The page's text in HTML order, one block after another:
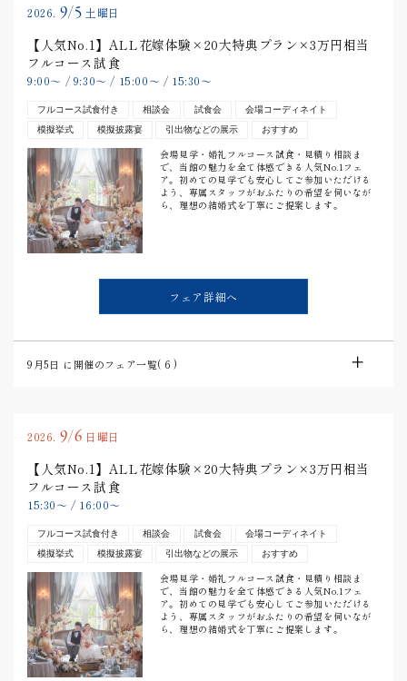
2026. 9/5 土曜日
【人気No.1】ALL花嫁体験×20大特典プラン×3万円相当
フルコース試食
9:00〜 / 9:30〜 / 15:00〜 / 15:30〜
フルコース試食付き 相談会 試食会
会場コーディネイト
模擬挙式
模擬披露宴 引出物などの展示 おすすめ
会場見学・婚礼フルコース試食・見積り相談ま
で、当館の魅力を全て体感できる人気No.1フェ
ア。初めての見学でも安心してご参加いただける
よう、専属スタッフがおふたりの希望を伺いなが
ら、理想の結婚式を丁寧にご提案します。
フェア詳細へ
9月5日 に開催のフェア一覧( 6 )
2026. 9/6 日曜日
【人気No.1】ALL花嫁体験×20大特典プラン×3万円相当
フルコース試食
15:30〜 / 16:00〜
フルコース試食付き 相談会 試食会
会場コーディネイト
模擬挙式
模擬披露宴 引出物などの展示 おすすめ
会場見学・婚礼フルコース試食・見積り相談ま
で、当館の魅力を全て体感できる人気No.1フェ
ア。初めての見学でも安心してご参加いただける
よう、専属スタッフがおふたりの希望を伺いなが
ら、理想の結婚式を丁寧にご提案します。